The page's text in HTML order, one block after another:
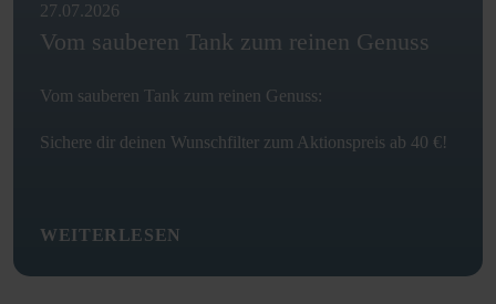
27.07.2026
Vom sauberen Tank zum reinen Genuss
Vom sauberen Tank zum reinen Genuss:
Sichere dir deinen Wunschfilter zum Aktionspreis ab 40 €!
WEITERLESEN